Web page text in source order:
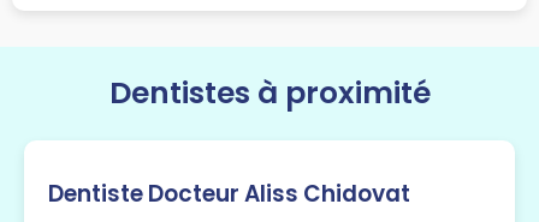
Dentistes à proximité
Dentiste Docteur Aliss Chidovat